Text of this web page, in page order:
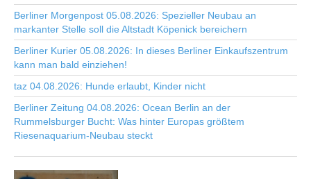
Berliner Morgenpost 05.08.2026: Spezieller Neubau an
markanter Stelle soll die Altstadt Köpenick bereichern
Berliner Kurier 05.08.2026: In dieses Berliner Einkaufszentrum
kann man bald einziehen!
taz 04.08.2026: Hunde erlaubt, Kinder nicht
Berliner Zeitung 04.08.2026: Ocean Berlin an der
Rummelsburger Bucht: Was hinter Europas größtem
Riesenaquarium-Neubau steckt